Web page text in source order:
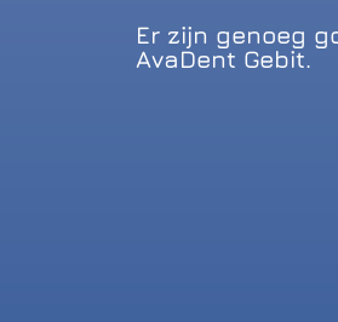
Er zijn genoeg
AvaDent Gebit.